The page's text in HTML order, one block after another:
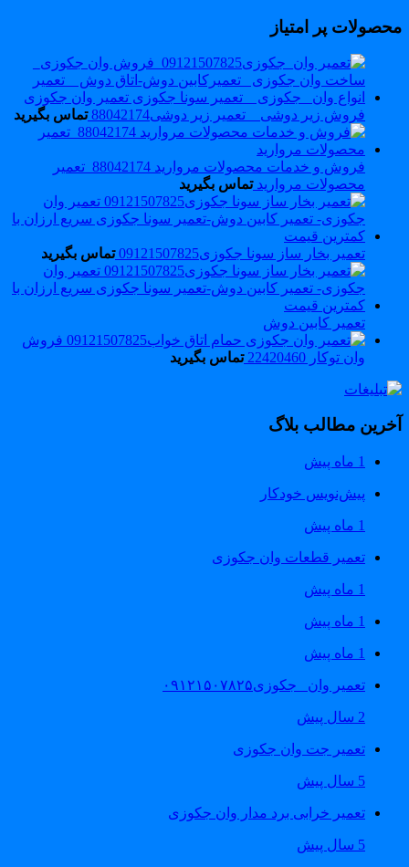
پر امتیاز
فروش زیر دوشی _ تعمیر زیر دوشی88042174 تماس بگیرید
فروش و خدمات محصولات مروارید 88042174_تعمیر
محصولات مروارید تماس بگیرید
تعمیر بخار ساز سونا جکوزی09121507825 تماس بگیرید
تعمیر کابین دوش
فروش
وان توکار 22420460
تماس بگیرید
مطالب بلاگ
1 ماه پیش
پیش‌نویس خودکار
تعمیر قطعات وان جکوزی
1 ماه پیش
1 ماه پیش
تعمیر وان _جکوزی۰۹۱۲۱۵۰۷۸۲۵
تعمیر جت وان جکوزی
تعمیر خرابی برد مدار وان جکوزی